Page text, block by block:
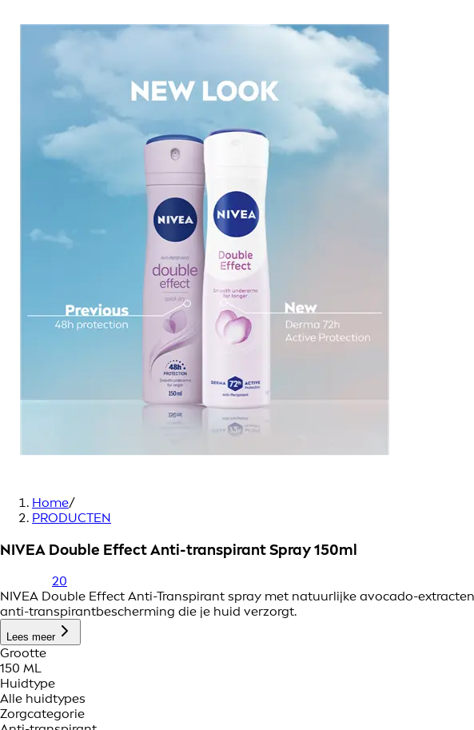
Home/
PRODUCTEN
NIVEA Double Effect Anti-transpirant Spray 150ml
20
NIVEA Double Effect Anti-Transpirant spray met natuurlijke avocado-
anti-transpirantbescherming die je huid verzorgt.
Lees meer
Grootte
150 ML
Huidtype
Alle huidtypes
Zorgcategorie